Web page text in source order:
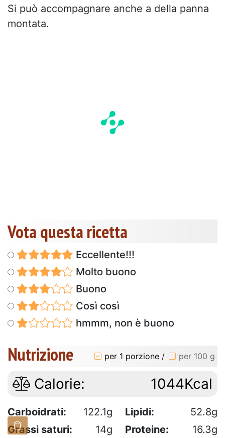
Si può accompagnare anche a della panna
montata.
Vota questa ricetta
Eccellente!!!
Molto buono
Buono
Così così
hmmm, non è buono
Nutrizione per 1 porzione / per 100 g
Calorie: 1044Kcal
Carboidrati: 122.1g Lipidi:
52.8g
Grassi saturi:
14g Proteine:
16.3g